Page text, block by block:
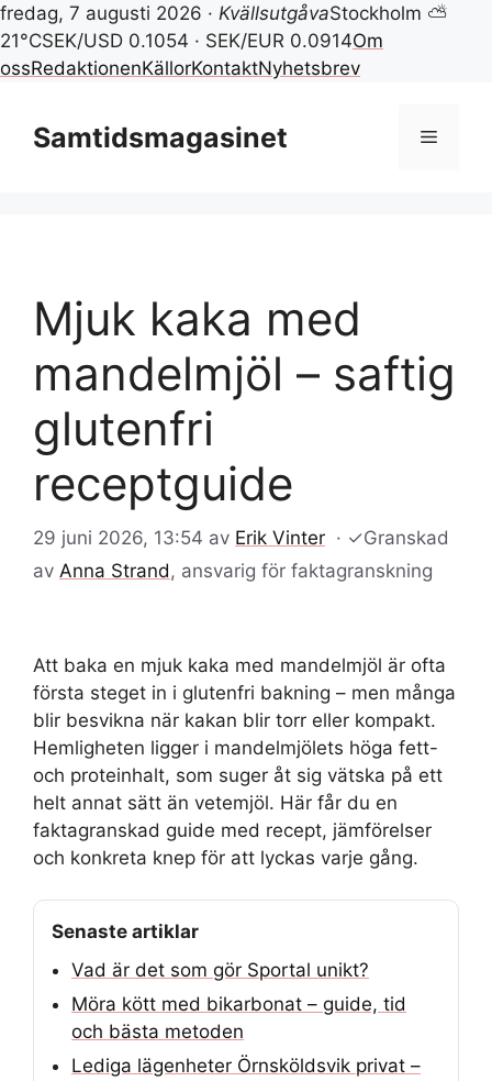
fredag, 7 augusti 2026 · KvällsutgåvaStockholm ⛅
21°CSEK/USD 0.1054 · SEK/EUR 0.0914Om
ossRedaktionenKällorKontaktNyhetsbrev
innehållSamtidsmagasinet Meny
Mjuk kaka med
mandelmjöl – saftig
glutenfri
receptguide
29 juni 2026, 13:54 av Erik Vinter · ✓Granskad
av Anna Strand , ansvarig för faktagranskning
Att baka en mjuk kaka med mandelmjöl är ofta
första steget in i glutenfri bakning – men många
blir besvikna när kakan blir torr eller kompakt.
Hemligheten ligger i mandelmjölets höga fett-
och proteinhalt, som suger åt sig vätska på ett
helt annat sätt än vetemjöl. Här får du en
faktagranskad guide med recept, jämförelser
och konkreta knep för att lyckas varje gång.
Senaste artiklar
Vad är det som gör Sportal unikt?
Möra kött med bikarbonat – guide, tid
och bästa metoden
Lediga lägenheter Örnsköldsvik privat –